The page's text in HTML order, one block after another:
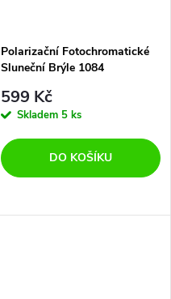
Polarizační Fotochromatické
Sluneční Brýle 1084
599 Kč
Skladem 5 ks
DO KOŠÍKU